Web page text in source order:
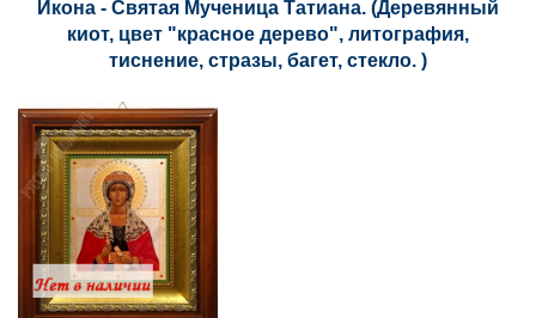
Икона - Святая Мученица Татиана. (Деревянный
киот, цвет "красное дерево", литография,
тиснение, стразы, багет, стекло. )